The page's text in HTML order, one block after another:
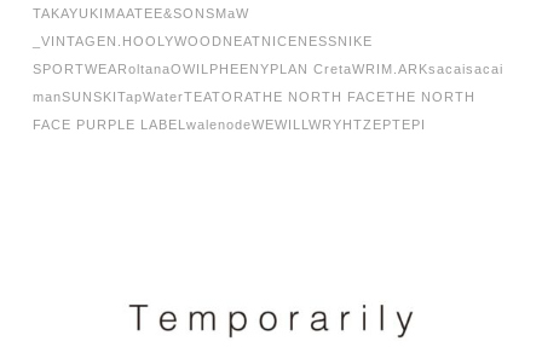
TAKAYUKI MAATEE&SONSMaW
_VINTAGEN.HOOLYWOODNEATNICENESSNIKE
SPORTWEARoltanaOWIL PHEENYPLAN CretaWRIM.ARKsacaisacai
manSUNSKITapWaterTEATORATHE NORTH FACETHE NORTH
FACE PURPLE LABEL walenodeWEWILL WRYHTZEPTEPI